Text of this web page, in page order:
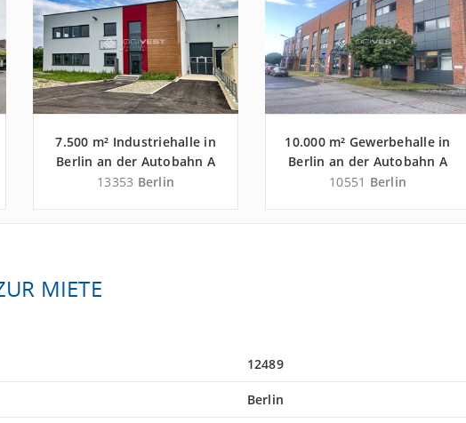
7.500 m² Industriehalle in
Berlin an der Autobahn A
100
13353 Berlin
10.000 m² Gewerbehalle in
Berlin an der Autobahn A
100
10551 Berlin
MIETE
12489
Berlin